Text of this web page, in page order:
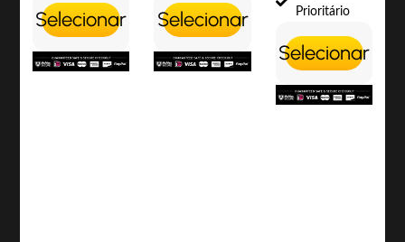
Selecionar Selecionar
Prioritário
Selecionar